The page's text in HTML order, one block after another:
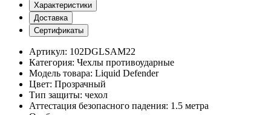
Характеристики
Доставка
Сертификаты
Артикул: 102DGLSAM22
Категория: Чехлы противоударные
Модель товара: Liquid Defender
Цвет: Прозрачный
Тип защиты: чехол
Аттестация безопасного падения: 1.5 метра